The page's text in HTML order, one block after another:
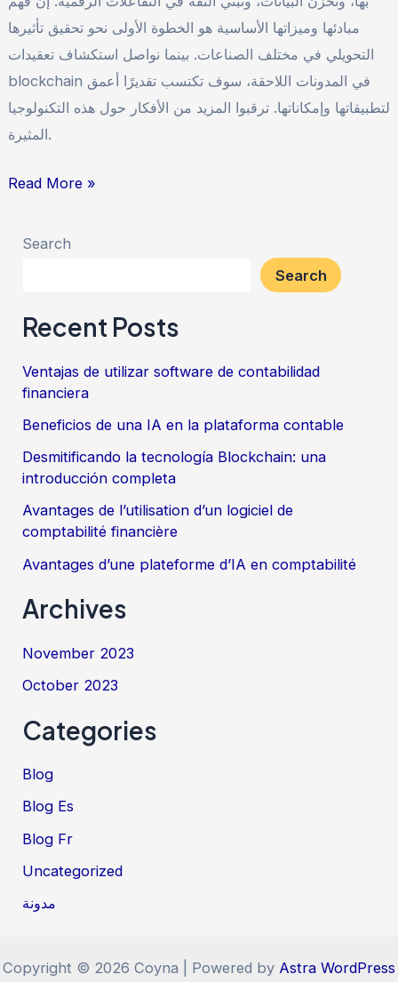
مبادئها وميزاتها الأساسية هو الخطوة الأولى نحو تحقيق تأثيرها
التحويلي في مختلف الصناعات. بينما نواصل استكشاف تعقيدات
blockchain في المدونات اللاحقة، سوف تكتسب تقديرًا أعمق
لتطبيقاتها وإمكاناتها. ترقبوا المزيد من الأفكار حول هذه التكنولوجيا
المثيرة.
Read More »
Search
Search
Recent Posts
Ventajas de utilizar software de contabilidad
financiera
Beneficios de una IA en la plataforma contable
Desmitificando la tecnología Blockchain: una
introducción completa
Avantages de l’utilisation d’un logiciel de
comptabilité financière
Avantages d’une plateforme d’IA en comptabilité
Archives
November 2023
October 2023
Categories
Blog
Blog Es
Blog Fr
Uncategorized
مدونة
Copyright © 2026 Coyna | Powered by Astra WordPress